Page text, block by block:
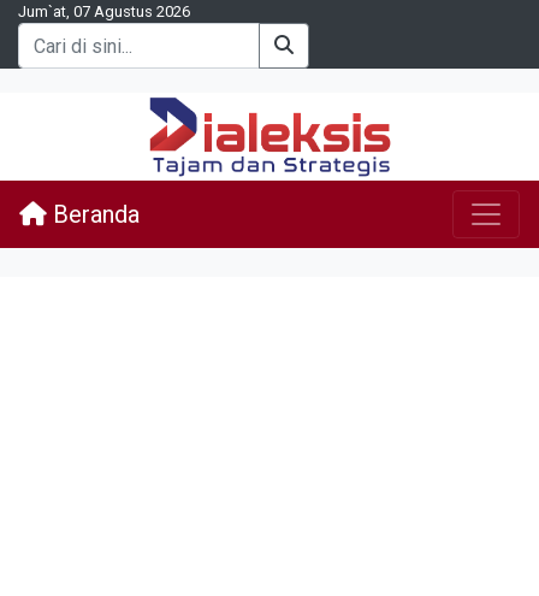
Jum`at, 07 Agustus 2026
Beranda